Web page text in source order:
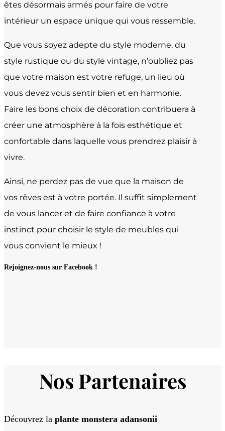
êtes désormais armés pour faire de votre
intérieur un espace unique qui vous ressemble.
Que vous soyez adepte du style moderne, du
style rustique ou du style vintage, n’oubliez pas
que votre maison est votre refuge, un lieu où
vous devez vous sentir bien et en harmonie.
Faire les bons choix de décoration contribuera à
créer une atmosphère à la fois esthétique et
confortable dans laquelle vous prendrez plaisir à
vivre.
Ainsi, ne perdez pas de vue que la maison de
vos rêves est à votre portée. Il suffit simplement
de vous lancer et de faire confiance à votre
instinct pour choisir le style de meubles qui
vous convient le mieux !
Rejoignez-nous sur Facebook !
Nos Partenaires
Découvrez la plante monstera adansonii